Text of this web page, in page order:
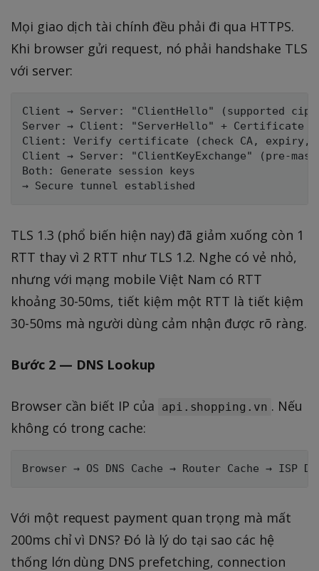
Mọi giao dịch tài chính đều phải đi qua HTTPS.
Khi browser gửi request, nó phải handshake TLS
với server:
Client → Server: "ClientHello" (supported
Server → Client: "ServerHello" + Certificate
Client: Verify certificate (check CA, expiry,
Client → Server: "ClientKeyExchange" (pre-
Both: Generate session keys
TLS 1.3 (phổ biến hiện nay) đã giảm xuống còn 1
RTT thay vì 2 RTT như TLS 1.2. Nghe có vẻ nhỏ,
nhưng với mạng mobile Việt Nam có RTT
khoảng 30-50ms, tiết kiệm một RTT là tiết kiệm
30-50ms mà người dùng cảm nhận được rõ ràng.
Bước 2 — DNS Lookup
Browser cần biết IP của api.shopping.vn . Nếu
không có trong cache:
Với một request payment quan trọng mà mất
200ms chỉ vì DNS? Đó là lý do tại sao các hệ
thống lớn dùng DNS prefetching, connection